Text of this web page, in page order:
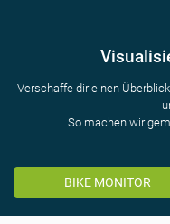
Verschaffe dir einen
So machen wir
BIKE MONITOR